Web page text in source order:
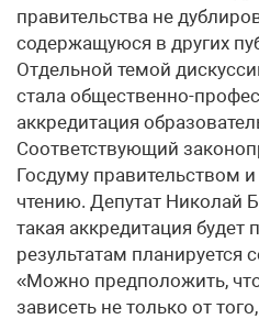
правительства не
содержащуюся в других
Отдельной темой
стала общественно-
аккредитация
Соответствующий
Госдуму правительством
чтению. Депутат Николай
такая аккредитация будет
результатам планируется
«Можно предположить,
зависеть не только от